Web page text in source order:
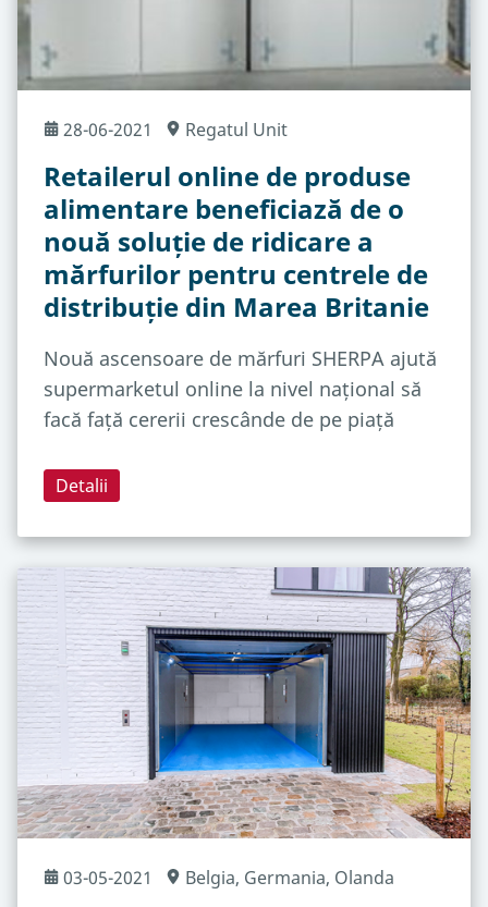
28-06-2021 Regatul Unit
Retailerul online de produse
alimentare beneficiază de o
nouă soluție de ridicare a
mărfurilor pentru centrele de
distribuție din Marea Britanie
Nouă ascensoare de mărfuri SHERPA ajută
supermarketul online la nivel național să
facă față cererii crescânde de pe piață
Detalii
03-05-2021 Belgia, Germania, Olanda